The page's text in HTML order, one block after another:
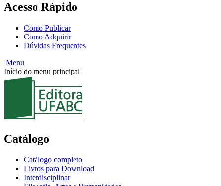
Acesso Rápido
Como Publicar
Como Adquirir
Dúvidas Frequentes
Menu
Início do menu principal
Catálogo
Catálogo completo
Livros para Download
Interdisciplinar